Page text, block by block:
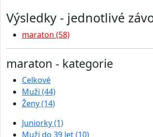
Výsledky - jednotlivé
maraton (58)
maraton - kategorie
Celkové
Muži (44)
Ženy (14)
Juniorky (1)
Muži do 39 let (10)